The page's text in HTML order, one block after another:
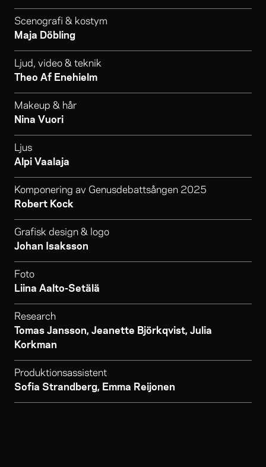
Scenografi & kostym
Maja Döbling
Ljud, video & teknik
Theo Af Enehielm
Makeup & hår
Nina Vuori
Ljus
Alpi Vaalaja
Komponering av Genusdebattsången 2025
Robert Kock
Grafisk design & logo
Johan Isaksson
Foto
Liina Aalto-Setälä
Research
Tomas Jansson, Jeanette Björkqvist, Julia
Korkman
Produktionsassistent
Sofia Strandberg, Emma Reijonen